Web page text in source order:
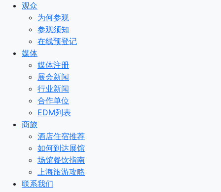
观众
为何参观
参观须知
在线预登记
媒体
媒体注册
展会新闻
行业新闻
合作单位
EDM列表
商旅
酒店住宿推荐
如何到达展馆
场馆餐饮指南
上海旅游攻略
联系我们